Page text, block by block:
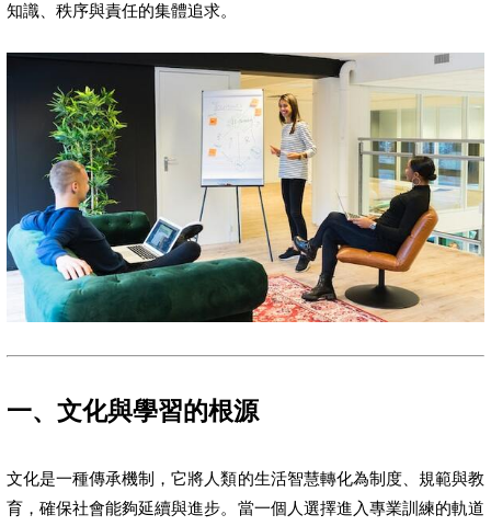
知識、秩序與責任的集體追求。
一、文化與學習的根源
文化是一種傳承機制，它將人類的生活智慧轉化為制度、規範與教
育，確保社會能夠延續與進步。當一個人選擇進入專業訓練的軌道